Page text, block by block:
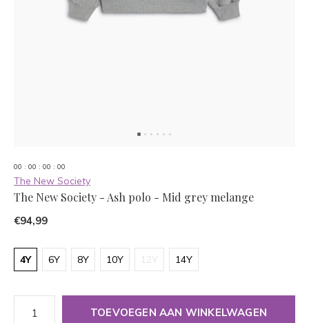
00 : 00 : 00 : 00
The New Society
The New Society - Ash polo - Mid grey melange
€94,99
4Y 6Y 8Y 10Y 12Y 14Y
TOEVOEGEN AAN WINKELWAGEN